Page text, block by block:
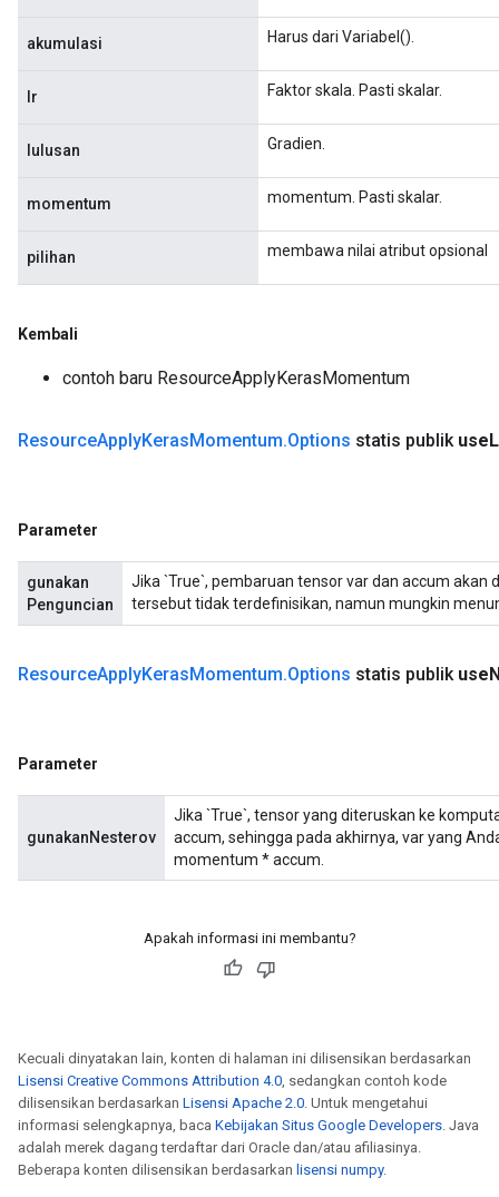
akumulasi Harus dari Variabel().
lr Faktor skala. Pasti skalar.
lulusan Gradien.
momentum momentum. Pasti skalar.
pilihan membawa nilai atribut opsional
Kembali
contoh baru ResourceApplyKerasMomentum
ResourceApplyKerasMomentum.Options statis publik use
Parameter
gunakan
Penguncian
Jika `True`, pembaruan tensor var dan accum akan
tersebut tidak terdefinisikan, namun mungkin
ResourceApplyKerasMomentum.Options statis publik use
Parameter
gunakanNesterov
Jika `True`, tensor yang diteruskan ke
accum, sehingga pada akhirnya, var yang
momentum * accum.
Apakah informasi ini membantu?
Kecuali dinyatakan lain, konten di halaman ini dilisensikan berdasarkan
Lisensi Creative Commons Attribution 4.0, sedangkan contoh kode
dilisensikan berdasarkan Lisensi Apache 2.0. Untuk mengetahui
informasi selengkapnya, baca Kebijakan Situs Google Developers. Java
adalah merek dagang terdaftar dari Oracle dan/atau afiliasinya.
Beberapa konten dilisensikan berdasarkan lisensi numpy.